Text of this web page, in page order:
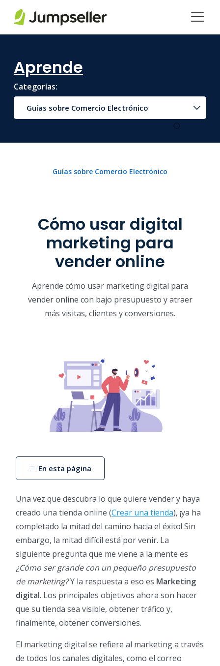
Aprende
Categorías:
Guías sobre Comercio Electrónico
Guías sobre Comercio Electrónico
Cómo usar digital
marketing para
vender online
Aprende cómo usar marketing digital para
vender online con bajo presupuesto y atraer
más visitas, clientes y conversiones.
Una vez que descubra lo que quiere vender y haya
creado una tienda online (Crear una tienda), ¡ya ha
completado la mitad del camino hacia el éxito! Sin
embargo, la mitad difícil está por venir. La
siguiente pregunta que me viene a la mente es
¿Cómo ser grande con un pequeño presupuesto
de marketing?Y la respuesta a eso es Marketing
digital. Los principales objetivos ahora son hacer
que su tienda sea visible, obtener tráfico y,
finalmente, obtener conversiones.
El marketing digital se refiere al marketing a través
de todos los canales digitales, como el correo
En esta página